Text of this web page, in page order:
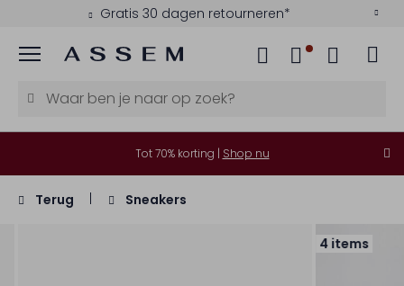
Gratis 30 dagen retourneren*
Menu
Tot 70% korting | Shop nu
Terug Sneakers
4 items